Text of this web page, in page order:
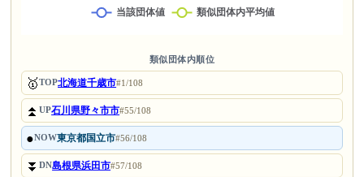
類似団体内順位
🥇TOP北海道千歳市#1/108
⏫UP石川県野々市市#55/108
●NOW東京都国立市#56/108
⏬DN島根県浜田市#57/108